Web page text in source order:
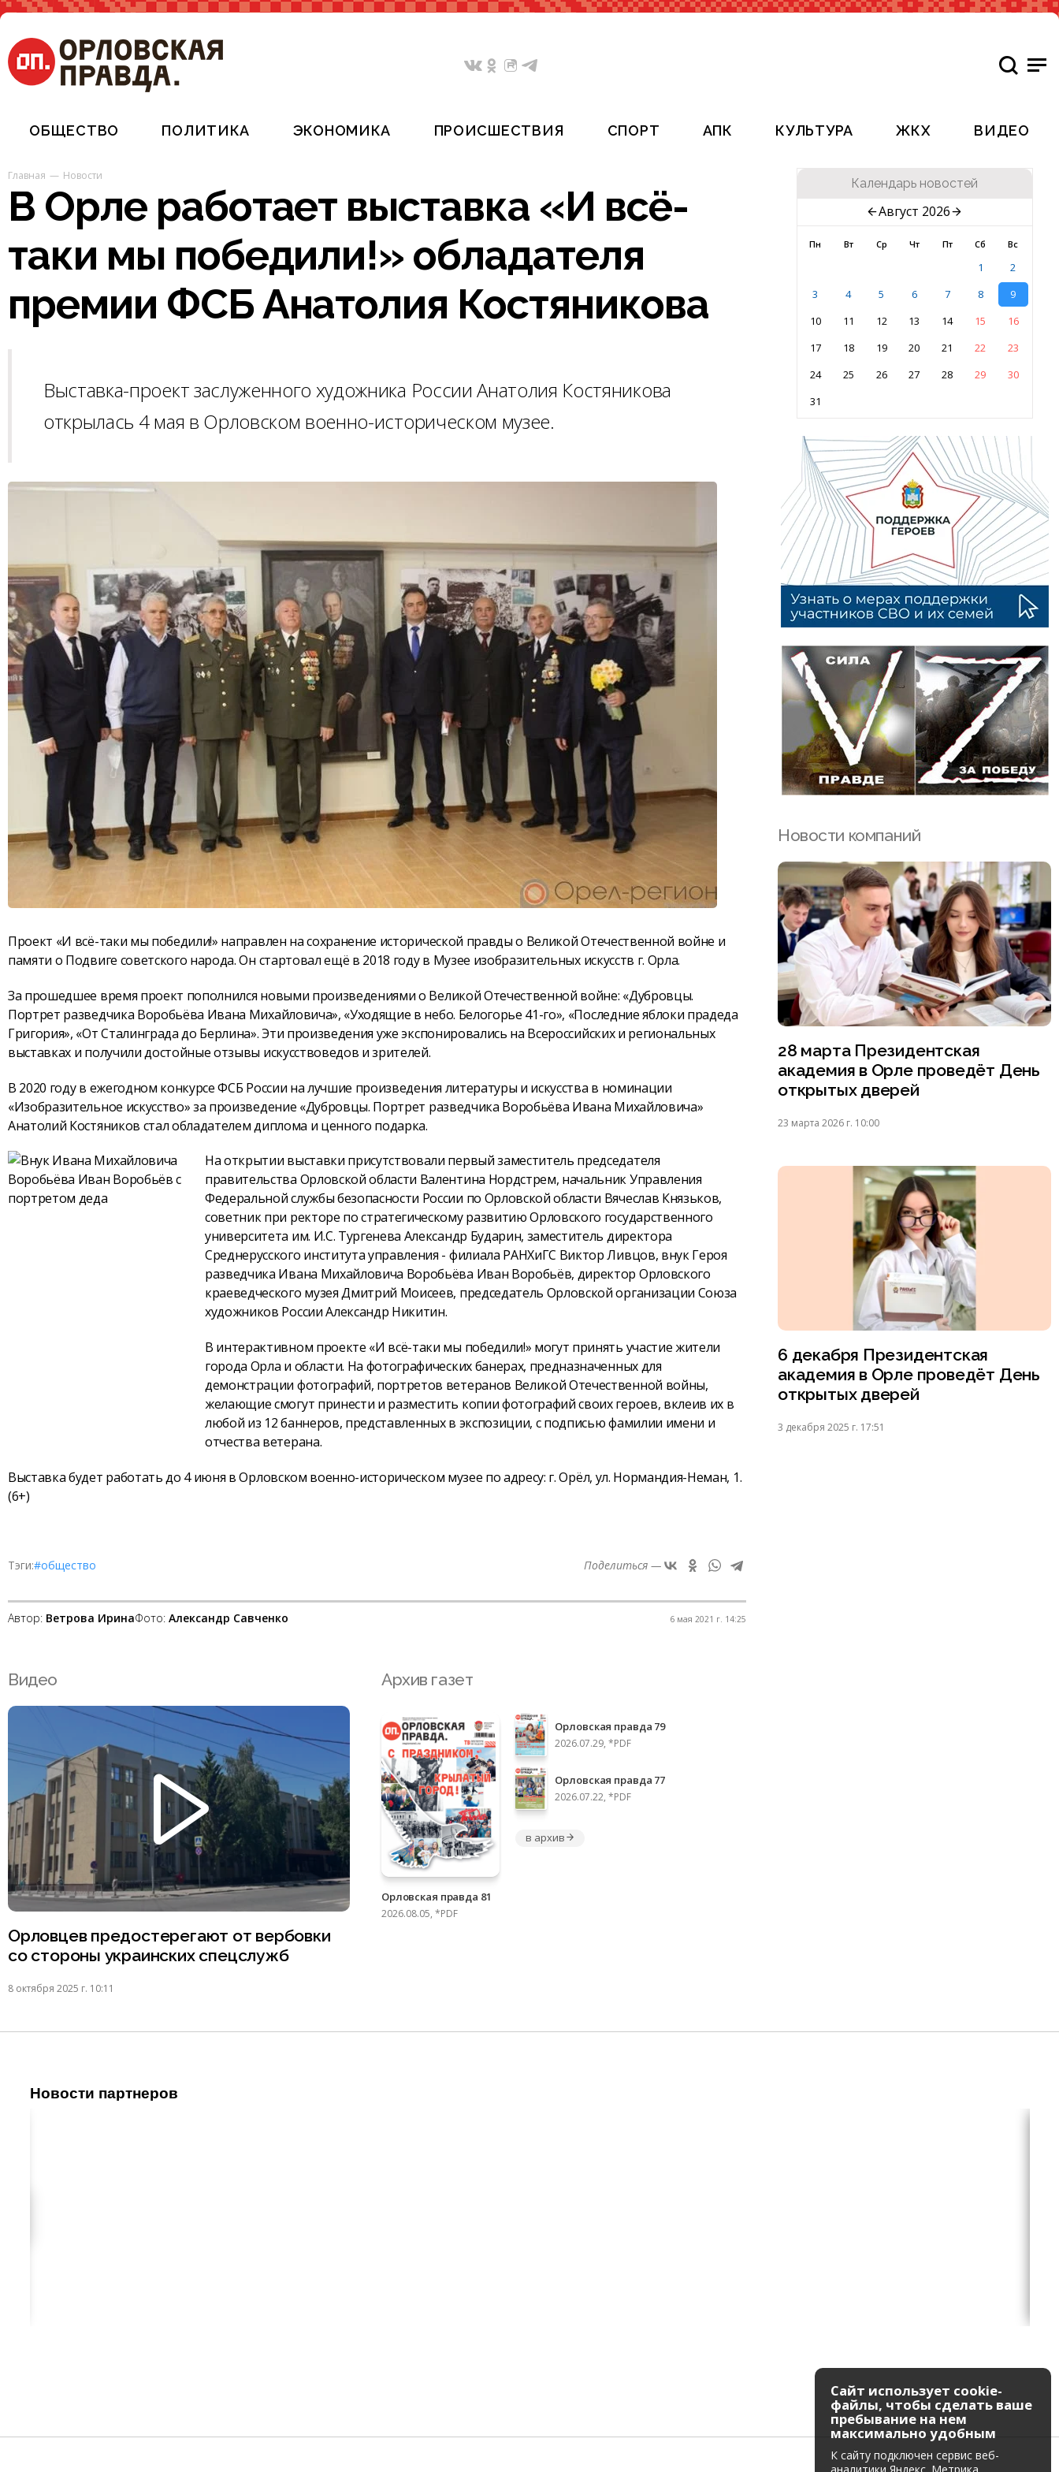
ОБЩЕСТВО ПОЛИТИКА ЭКОНОМИКА ПРОИСШЕСТВИЯ СПОРТ АПК КУЛЬТУРА ЖКХ ВИДЕО
Главная Новости
В Орле работает выставка «И всё-
таки мы победили!» обладателя
премии ФСБ Анатолия Костяникова
Выставка-проект заслуженного художника России Анатолия Костяникова
открылась 4 мая в Орловском военно-историческом музее.
Проект «И всё-таки мы победили!» направлен на сохранение исторической правды о Великой Отечественной войне и
памяти о Подвиге советского народа. Он стартовал ещё в 2018 году в Музее изобразительных искусств г. Орла.
За прошедшее время проект пополнился новыми произведениями о Великой Отечественной войне: «Дубровцы.
Портрет разведчика Воробьёва Ивана Михайловича», «Уходящие в небо. Белогорье 41-го», «Последние яблоки прадеда
Григория», «От Сталинграда до Берлина». Эти произведения уже экспонировались на Всероссийских и региональных
выставках и получили достойные отзывы искусствоведов и зрителей.
В 2020 году в ежегодном конкурсе ФСБ России на лучшие произведения литературы и искусства в номинации
«Изобразительное искусство» за произведение «Дубровцы. Портрет разведчика Воробьёва Ивана Михайловича»
Анатолий Костяников стал обладателем диплома и ценного подарка.
На открытии выставки присутствовали первый заместитель председателя
правительства Орловской области Валентина Нордстрем, начальник Управления
Федеральной службы безопасности России по Орловской области Вячеслав Князьков,
советник при ректоре по стратегическому развитию Орловского государственного
университета им. И.С. Тургенева Александр Бударин, заместитель директора
Среднерусского института управления - филиала РАНХиГС Виктор Ливцов, внук Героя
разведчика Ивана Михайловича Воробьёва Иван Воробьёв, директор Орловского
краеведческого музея Дмитрий Моисеев, председатель Орловской организации Союза
художников России Александр Никитин.
В интерактивном проекте «И всё-таки мы победили!» могут принять участие жители
города Орла и области. На фотографических банерах, предназначенных для
демонстрации фотографий, портретов ветеранов Великой Отечественной войны,
желающие смогут принести и разместить копии фотографий своих героев, вклеив их в
любой из 12 баннеров, представленных в экспозиции, с подписью фамилии имени и
отчества ветерана.
Выставка будет работать до 4 июня в Орловском военно-историческом музее по адресу: г. Орёл, ул. Нормандия-Неман, 1.
(6+)
Тэги:#общество Поделиться —
Автор: Ветрова ИринаФото: Александр Савченко 6 мая 2021 г. 14:25
Календарь новостей
Август 2026
Пн Вт Ср Чт Пт Сб Вс
1
2
3
4 5 6 7 8
9
10
11 12 13 14 15
16
17
18 19 20 21 22
23
24
25 26 27 28 29
30
31
Новости компаний
28 марта Президентская
академия в Орле проведёт День
открытых дверей
23 марта 2026 г. 10:00
6 декабря Президентская
академия в Орле проведёт День
открытых дверей
3 декабря 2025 г. 17:51
Видео
Орловцев предостерегают от вербовки
со стороны украинских спецслужб
8 октября 2025 г. 10:11
Архив газет
Орловская правда 81
2026.08.05, *PDF
Орловская правда 79
2026.07.29, *PDF
Орловская правда 77
2026.07.22, *PDF
в архив
Новости партнеров
Сайт использует cookie-
файлы, чтобы сделать ваше
пребывание на нем
максимально удобным
К cайту подключен сервис веб-